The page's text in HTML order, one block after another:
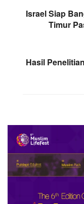
Israel Siap
Timur
Hasil